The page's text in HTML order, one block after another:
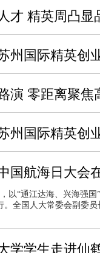
才 精英周凸显
州国际精英创
演 零距离聚焦
州国际精英创
国航海日大会
以“通江达海、兴海强
。全国人大常委会副委
学学生走进仙